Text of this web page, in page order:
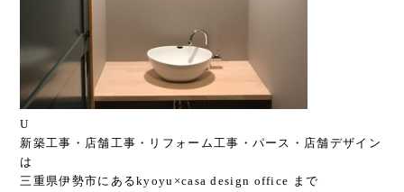
U
新築工事・店舗工事・リフォーム工事・パース・店舗デザイン
は
三重県伊勢市にあるkyoyu×casa design office まで